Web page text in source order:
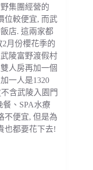
集團經營的
位較便宜, 而武
店. 這兩家都
2月份櫻花季的
陵富野渡假村
人房再加一個
一人是1320
含武陵入園門
、SPA水療
不便宜, 但是為
也都要花下去!